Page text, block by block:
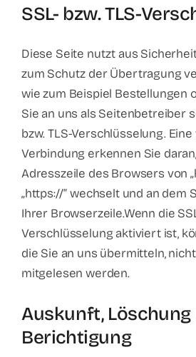
SSL- bzw. TLS-
Diese Seite nutzt aus
zum Schutz der Übertragung
wie zum Beispiel Bestellungen
Sie an uns als Seitenbetreiber
bzw. TLS-Verschlüsselung.
Verbindung erkennen Sie
Adresszeile des Browsers von
„https://“ wechselt und an dem
Ihrer Browserzeile.Wenn die
Verschlüsselung aktiviert ist,
die Sie an uns übermitteln,
mitgelesen werden.
Auskunft, Löschung
Berichtigung